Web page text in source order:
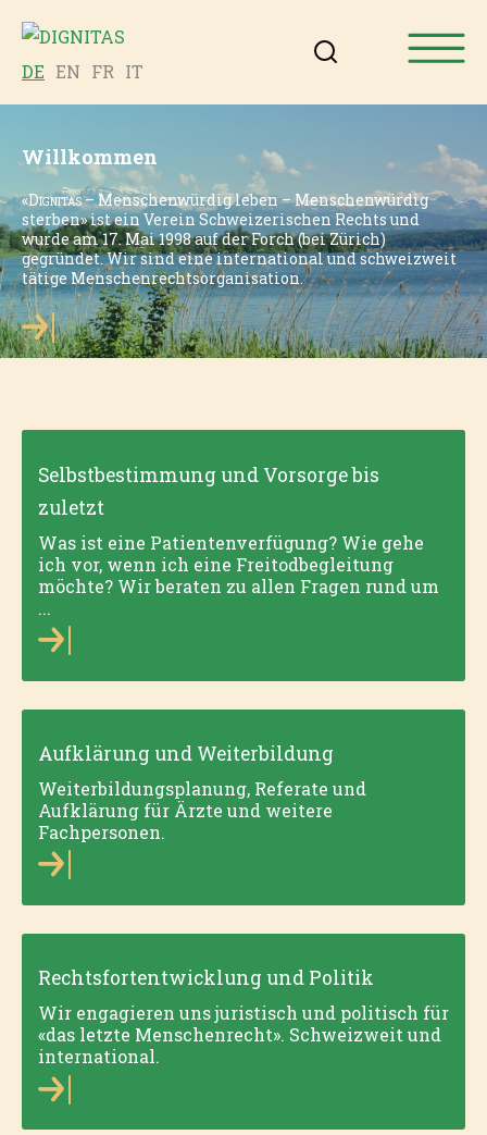
DE EN FR IT
Willkommen
«Dignitas– Menschenwürdig leben – Menschenwürdig
sterben» ist ein Verein Schweizerischen Rechts und
wurde am 17. Mai 1998 auf der Forch (bei Zürich)
gegründet. Wir sind eine international und schweizweit
tätige Menschenrechtsorganisation.
Selbstbestimmung und Vorsorge bis
zuletzt
Was ist eine Patientenverfügung? Wie gehe
ich vor, wenn ich eine Freitodbegleitung
möchte? Wir beraten zu allen Fragen rund um
...
Aufklärung und Weiterbildung
Weiterbild­ungsplanung, Referate und
Aufklärung für Ärzte und weitere
Fachpersonen.
Rechtsfortentwicklung und Politik
Wir engagieren uns juristisch und politisch für
«das letzte Menschenrecht». Schweizweit und
international.